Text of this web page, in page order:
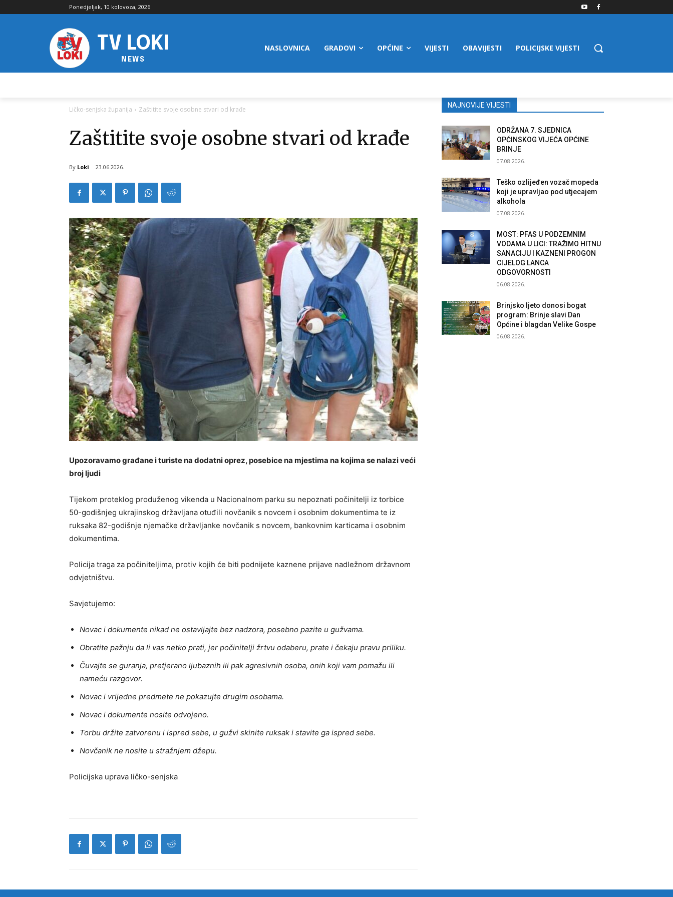
Ponedjeljak, 10 kolovoza, 2026
TV LOKI
NEWS
NASLOVNICA GRADOVI OPĆINE VIJESTI OBAVIJESTI POLICIJSKE VIJESTI
Ličko-senjska županija Zaštitite svoje osobne stvari od krađe
Zaštitite svoje osobne stvari od krađe
By Loki 23.06.2026.
Upozoravamo građane i turiste na dodatni oprez, posebice na mjestima na kojima se nalazi veći
broj ljudi
Tijekom proteklog produženog vikenda u Nacionalnom parku su nepoznati počinitelji iz torbice
50-godišnjeg ukrajinskog državljana otuđili novčanik s novcem i osobnim dokumentima te iz
ruksaka 82-godišnje njemačke državljanke novčanik s novcem, bankovnim karticama i osobnim
dokumentima.
Policija traga za počiniteljima, protiv kojih će biti podnijete kaznene prijave nadležnom državnom
odvjetništvu.
Savjetujemo:
Novac i dokumente nikad ne ostavljajte bez nadzora, posebno pazite u gužvama.
Obratite pažnju da li vas netko prati, jer počinitelji žrtvu odaberu, prate i čekaju pravu priliku.
Čuvajte se guranja, pretjerano ljubaznih ili pak agresivnih osoba, onih koji vam pomažu ili
nameću razgovor.
Novac i vrijedne predmete ne pokazujte drugim osobama.
Novac i dokumente nosite odvojeno.
Torbu držite zatvorenu i ispred sebe, u gužvi skinite ruksak i stavite ga ispred sebe.
Novčanik ne nosite u stražnjem džepu.
Policijska uprava ličko-senjska
NAJNOVIJE VIJESTI
ODRŽANA 7. SJEDNICA
OPĆINSKOG VIJEĆA OPĆINE
BRINJE
07.08.2026.
Teško ozlijeđen vozač mopeda
koji je upravljao pod utjecajem
alkohola
07.08.2026.
MOST: PFAS U PODZEMNIM
VODAMA U LICI: TRAŽIMO HITNU
SANACIJU I KAZNENI PROGON
CIJELOG LANCA
ODGOVORNOSTI
06.08.2026.
Brinjsko ljeto donosi bogat
program: Brinje slavi Dan
Općine i blagdan Velike Gospe
06.08.2026.